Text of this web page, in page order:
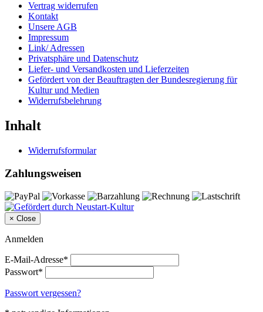
Vertrag widerrufen
Kontakt
Unsere AGB
Impressum
Link/ Adressen
Privatsphäre und Datenschutz
Liefer- und Versandkosten und Lieferzeiten
Gefördert von der Beauftragten der Bundesregierung für
Kultur und Medien
Widerrufsbelehrung
Inhalt
Widerrufsformular
Zahlungsweisen
× Close
Anmelden
E-Mail-Adresse*
Passwort*
Passwort vergessen?